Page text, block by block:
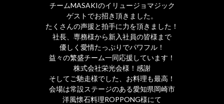
チームMASAKIのイリュージョマジック
ゲストでお招き頂きました。
たくさんの声援と拍手に力を頂きました！
社長、専務様から新入社員の皆様まで
優しく愛情たっぷりでパワフル！
益々の繁盛チーム一同応援しています！
株式会社栄光会様！感謝
そしてご馳走様でした、お料理も最高！
会場は常設ステージのある愛知県岡崎市
洋風懐石料理ROPPONG様にて